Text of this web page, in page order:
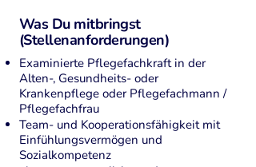
Was Du mitbringst
(Stellenanforderungen)
Examinierte Pflegefachkraft in der
Alten-, Gesundheits- oder
Krankenpflege oder Pflegefachmann /
Pflegefachfrau
Team- und Kooperationsfähigkeit mit
Einfühlungsvermögen und
Sozialkompetenz